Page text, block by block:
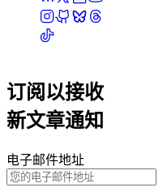
订阅以接收
新文章通知
电子邮件地址